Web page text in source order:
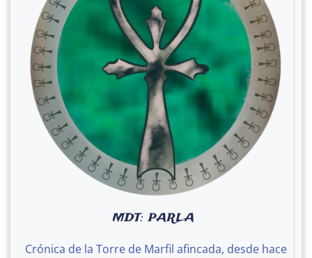
MDT: PARLA
Crónica de la Torre de Marfil afincada, desde hace